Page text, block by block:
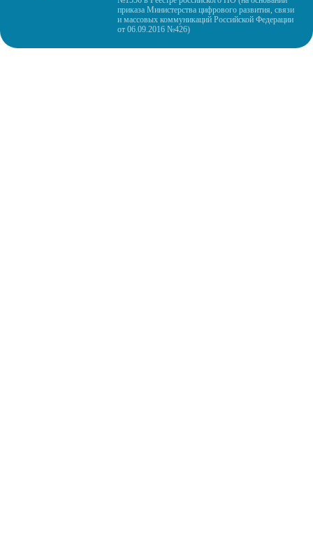
приказа Министерства цифрового развития, связи
и массовых коммуникаций Российской Федерации
от 06.09.2016 №426)